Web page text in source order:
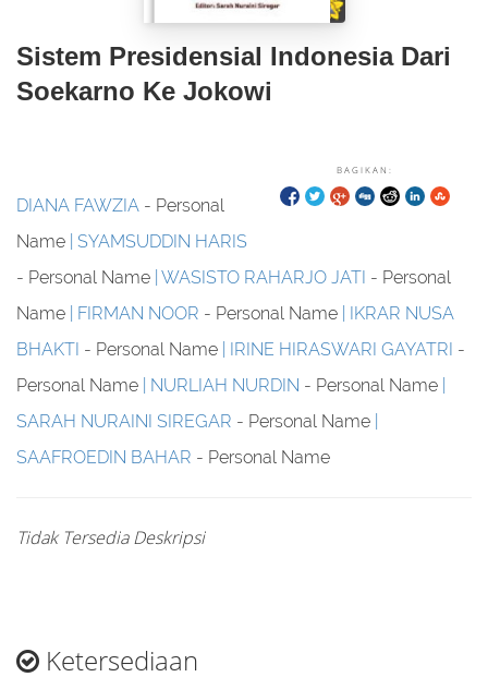
Sistem Presidensial Indonesia Dari
Soekarno Ke Jokowi
BAGIKAN:
DIANA FAWZIA - Personal
Name SYAMSUDDIN HARIS
- Personal Name WASISTO RAHARJO JATI - Personal
Name
FIRMAN NOOR - Personal Name
IKRAR NUSA
BHAKTI - Personal Name IRINE HIRASWARI GAYATRI -
Personal Name
NURLIAH NURDIN - Personal Name
SARAH NURAINI SIREGAR - Personal Name
SAAFROEDIN BAHAR - Personal Name
Tidak Tersedia Deskripsi
Ketersediaan